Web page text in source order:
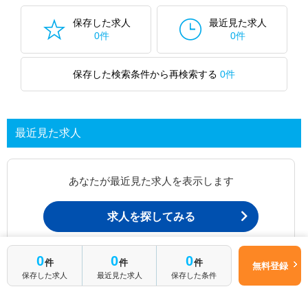
転職支援の他、情報収集や募集状況の確認も、お気軽にご相談くださ
保存した求人
0件
最近見た求人
0件
保存した検索条件から再検索する 0件
最近見た求人
あなたが最近見た求人を表示します
求人を探してみる
最近見た求人一覧ページから、
お問い合わせが可能です。
0件
保存した求人
0件
最近見た求人
0件
保存した条件
無料登録